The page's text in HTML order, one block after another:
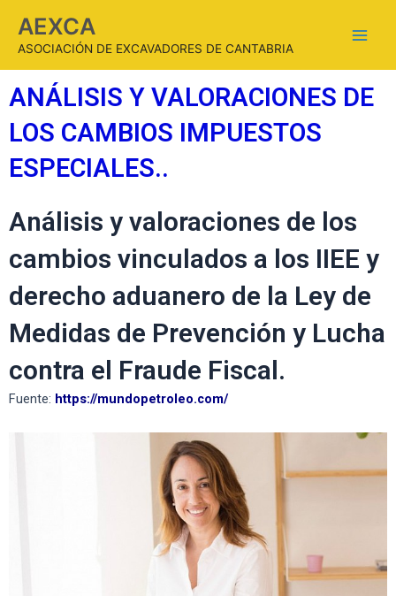
AEXCA
ASOCIACIÓN DE EXCAVADORES DE CANTABRIA
ANÁLISIS Y VALORACIONES DE
LOS CAMBIOS IMPUESTOS
ESPECIALES..
Análisis y valoraciones de los
cambios vinculados a los IIEE y
derecho aduanero de la Ley de
Medidas de Prevención y Lucha
contra el Fraude Fiscal.
Fuente: https://mundopetroleo.com/